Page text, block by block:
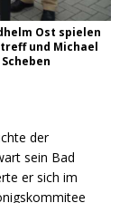
Ost spielen
und Michael
der
sein Bad
er sich im